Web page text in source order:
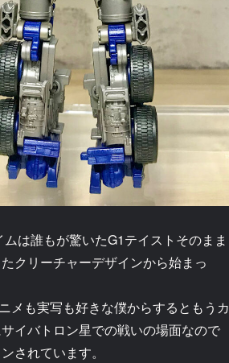
は誰もが驚いたG1テイストそのまま
クリーチャーデザインから始まっ
メも実写も好きな僕からするともうカ
イバトロン星での戦いの場面なので
されています。